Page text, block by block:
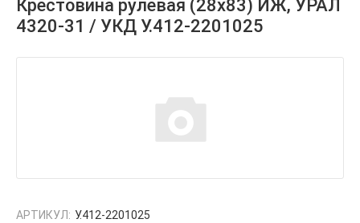
Крестовина рулевая (28х83) ИЖ, УРАЛ
4320-31 / УКД У.412-2201025
АРТИКУЛ: У.412-2201025